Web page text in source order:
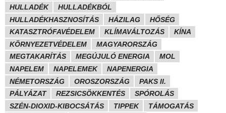
HULLADÉK
HULLADÉKBÓL
HULLADÉKHASZNOSÍTÁS
HÁZILAG
HŐSÉG
KATASZTRÓFAVÉDELEM
KLÍMAVÁLTOZÁS
KÍNA
KÖRNYEZETVÉDELEM
MAGYARORSZÁG
MEGTAKARÍTÁS
MEGÚJULÓ ENERGIA
MOL
NAPELEM
NAPELEMEK
NAPENERGIA
NÉMETORSZÁG
OROSZORSZÁG
PAKS II.
PÁLYÁZAT
REZSICSÖKKENTÉS
SPÓROLÁS
SZÉN-DIOXID-KIBOCSÁTÁS
TIPPEK
TÁMOGATÁS